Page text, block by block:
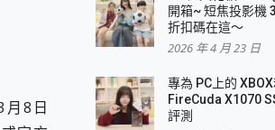
你 300分鐘轉寫
來AGI亞奇雷挑戰任務抽 PS5！
急速行動電源 開箱 評測
優異的安全性與強大供電效能
IPS 輕薄商用智慧聯網螢幕 開箱 評測
8日
開箱~ 短焦投影機
折扣碼在這～
2026 年 4 月 23 日
專為 PC上的
FireCuda X1070
評測